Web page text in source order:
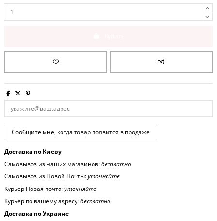
Доставка по Киеву
Самовывоз из наших магазинов:бесплатно
Самовывоз из Новой Почты:уточняйте
Курьер Новая почта:уточняйте
Курьер по вашему адресу:бесплатно
Доставка по Украине